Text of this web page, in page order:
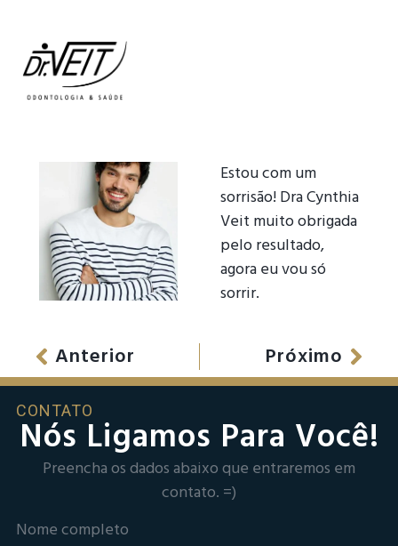
Estou com um
sorrisão! Dra Cynthia
Veit muito obrigada
pelo resultado,
agora eu vou só
sorrir.
Anterior Próximo
CONTATO
Nós Ligamos Para Você!
Preencha os dados abaixo que entraremos em
contato. =)
Nome completo